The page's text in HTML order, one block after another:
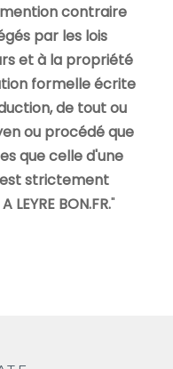
contraire
par les lois
et à la propriété
formelle écrite
de tout ou
ou procédé que
que celle d'une
strictement
BON.FR."